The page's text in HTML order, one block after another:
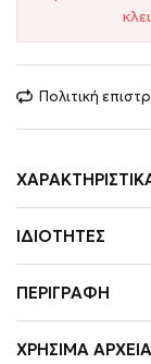
Πολιτική
ΙΔΙΌΤΗΤΕΣ
ΠΕΡΙΓΡΑΦΉ
ΧΡΉΣΙΜΑ ΑΡΧΕΊΑ